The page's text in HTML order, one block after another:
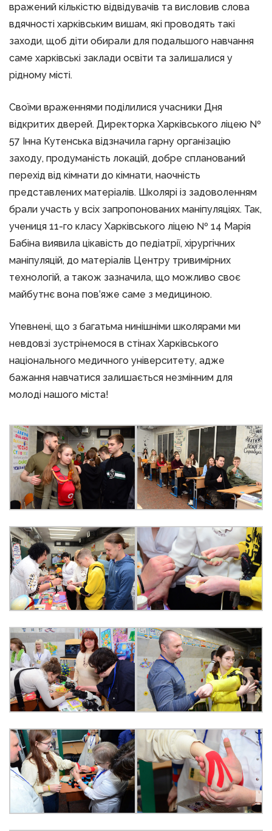
вражений кількістю відвідувачів та висловив слова
вдячності харківським вишам, які проводять такі
заходи, щоб діти обирали для подальшого навчання
саме харківські заклади освіти та залишалися у
рідному місті.
Своїми враженнями поділилися учасники Дня
відкритих дверей. Директорка Харківського ліцею №
57 Інна Кутенська відзначила гарну організацію
заходу, продуманість локацій, добре спланований
перехід від кімнати до кімнати, наочність
представлених матеріалів. Школярі із задоволенням
брали участь у всіх запропонованих маніпуляціях. Так,
учениця 11-го класу Харківського ліцею № 14 Марія
Бабіна виявила цікавість до педіатрії, хірургічних
маніпуляцій, до матеріалів Центру тривимірних
технологій, а також зазначила, що можливо своє
майбутнє вона пов’яже саме з медициною.
Упевнені, що з багатьма нинішніми школярами ми
невдовзі зустрінемося в стінах Харківського
національного медичного університету, адже
бажання навчатися залишається незмінним для
молоді нашого міста!